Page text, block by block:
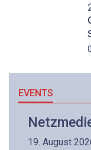
EVENTS
19. August